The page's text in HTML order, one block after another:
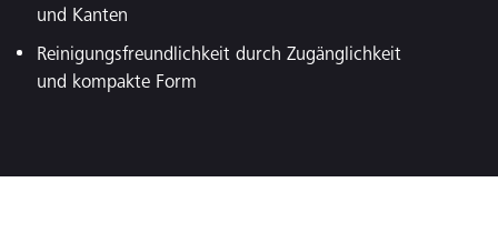
und Kanten
Reinigungsfreundlichkeit durch Zugänglichkeit
und kompakte Form